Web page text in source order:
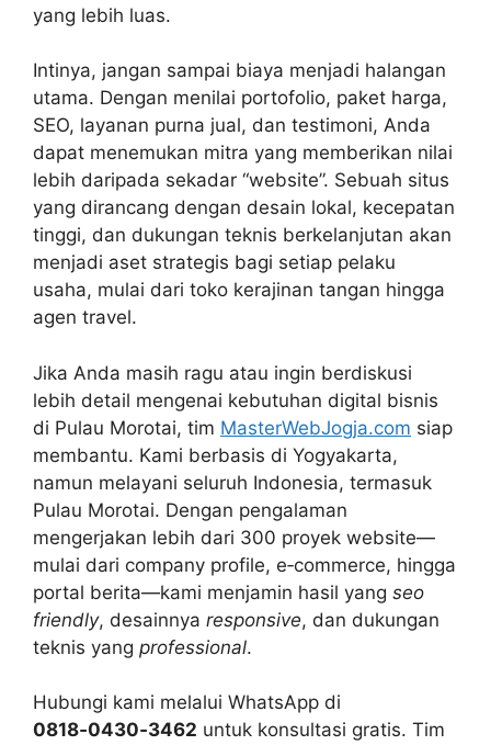
yang lebih luas.
Intinya, jangan sampai biaya menjadi halangan
utama. Dengan menilai portofolio, paket harga,
SEO, layanan purna jual, dan testimoni, Anda
dapat menemukan mitra yang memberikan nilai
lebih daripada sekadar “website”. Sebuah situs
yang dirancang dengan desain lokal, kecepatan
tinggi, dan dukungan teknis berkelanjutan akan
menjadi aset strategis bagi setiap pelaku
usaha, mulai dari toko kerajinan tangan hingga
agen travel.
Jika Anda masih ragu atau ingin berdiskusi
lebih detail mengenai kebutuhan digital bisnis
di Pulau Morotai, tim MasterWebJogja.com siap
membantu. Kami berbasis di Yogyakarta,
namun melayani seluruh Indonesia, termasuk
Pulau Morotai. Dengan pengalaman
mengerjakan lebih dari 300 proyek website—
mulai dari company profile, e‑commerce, hingga
portal berita—kami menjamin hasil yang seo
friendly, desainnya responsive, dan dukungan
teknis yang professional.
Hubungi kami melalui WhatsApp di
0818‑0430‑3462 untuk konsultasi gratis. Tim